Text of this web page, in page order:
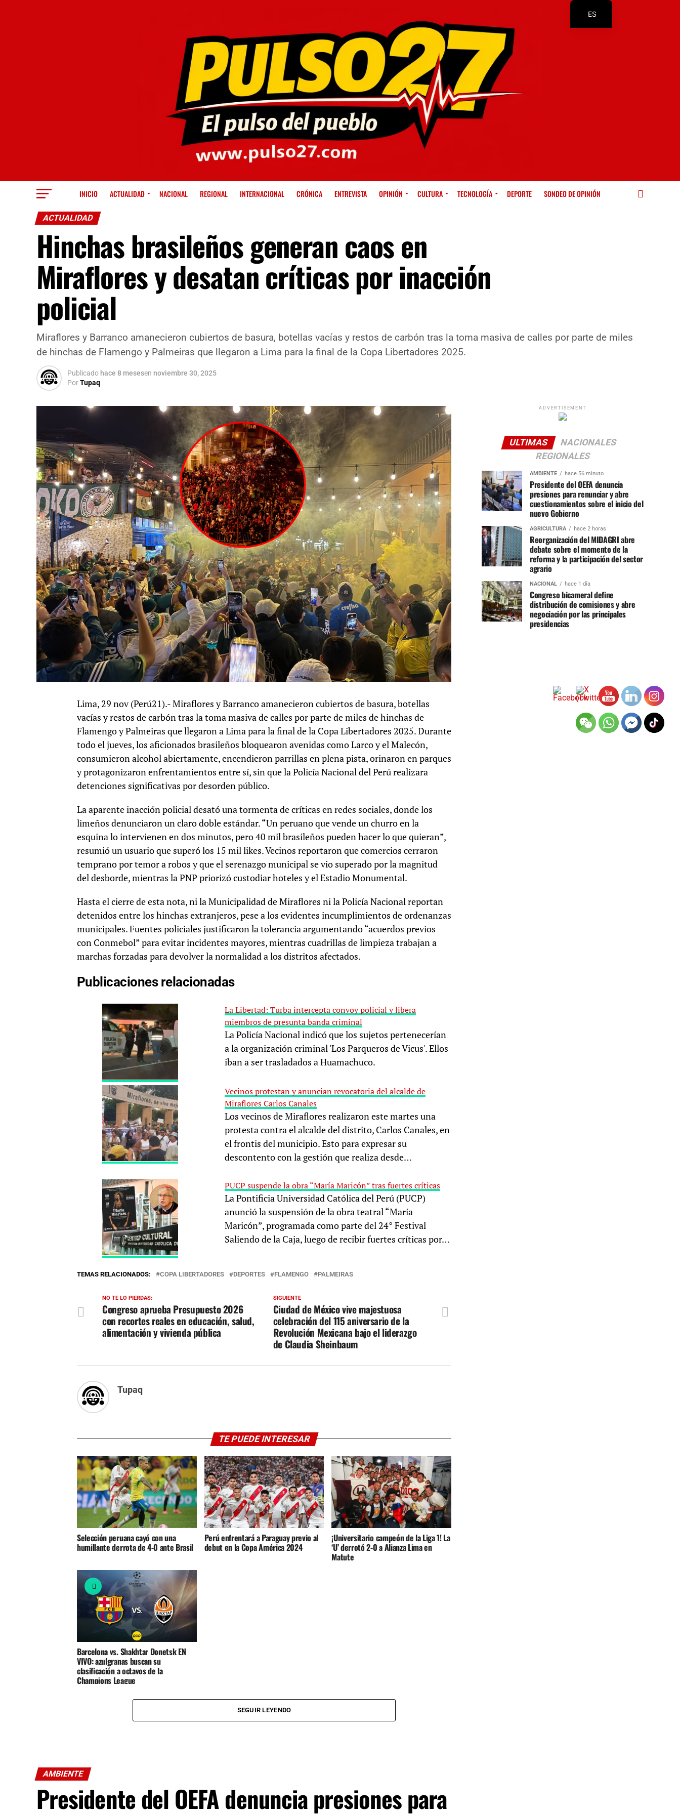
INICIO ACTUALIDAD NACIONAL REGIONAL INTERNACIONAL CRÓNICA ENTREVISTA OPINIÓN CULTURA TECNOLOGÍA DEPORTE SONDEO DE OPINIÓN
ACTUALIDAD
Hinchas brasileños generan caos en
Miraflores y desatan críticas por inacción
policial
Miraflores y Barranco amanecieron cubiertos de basura, botellas vacías y restos de carbón tras la toma masiva de calles por parte de miles
de hinchas de Flamengo y Palmeiras que llegaron a Lima para la final de la Copa Libertadores 2025.
Publicado hace 8 mesesen noviembre 30, 2025
PorTupaq
Lima, 29 nov (Perú21).- Miraflores y Barranco amanecieron cubiertos de basura, botellas
vacías y restos de carbón tras la toma masiva de calles por parte de miles de hinchas de
Flamengo y Palmeiras que llegaron a Lima para la final de la Copa Libertadores 2025. Durante
todo el jueves, los aficionados brasileños bloquearon avenidas como Larco y el Malecón,
consumieron alcohol abiertamente, encendieron parrillas en plena pista, orinaron en parques
y protagonizaron enfrentamientos entre sí, sin que la Policía Nacional del Perú realizara
detenciones significativas por desorden público.
La aparente inacción policial desató una tormenta de críticas en redes sociales, donde los
limeños denunciaron un claro doble estándar. “Un peruano que vende un churro en la
esquina lo intervienen en dos minutos, pero 40 mil brasileños pueden hacer lo que quieran”,
resumió un usuario que superó los 15 mil likes. Vecinos reportaron que comercios cerraron
temprano por temor a robos y que el serenazgo municipal se vio superado por la magnitud
del desborde, mientras la PNP priorizó custodiar hoteles y el Estadio Monumental.
Hasta el cierre de esta nota, ni la Municipalidad de Miraflores ni la Policía Nacional reportan
detenidos entre los hinchas extranjeros, pese a los evidentes incumplimientos de ordenanzas
municipales. Fuentes policiales justificaron la tolerancia argumentando “acuerdos previos
con Conmebol” para evitar incidentes mayores, mientras cuadrillas de limpieza trabajan a
marchas forzadas para devolver la normalidad a los distritos afectados.
Publicaciones relacionadas
La Libertad: Turba intercepta convoy policial y libera
miembros de presunta banda criminal
La Policía Nacional indicó que los sujetos pertenecerían
a la organización criminal 'Los Parqueros de Vicus'. Ellos
iban a ser trasladados a Huamachuco.
Vecinos protestan y anuncian revocatoria del alcalde de
Miraflores Carlos Canales
Los vecinos de Miraflores realizaron este martes una
protesta contra el alcalde del distrito, Carlos Canales, en
el frontis del municipio. Esto para expresar su
descontento con la gestión que realiza desde…
PUCP suspende la obra “María Maricón” tras fuertes críticas
La Pontificia Universidad Católica del Perú (PUCP)
anunció la suspensión de la obra teatral “María
Maricón”, programada como parte del 24° Festival
Saliendo de la Caja, luego de recibir fuertes críticas por…
TEMAS RELACIONADOS: COPA LIBERTADORES DEPORTES FLAMENGO PALMEIRAS
SIGUIENTE
Ciudad de México vive majestuosa
celebración del 115 aniversario de la
Revolución Mexicana bajo el liderazgo
de Claudia Sheinbaum
NO TE LO PIERDAS:
Congreso aprueba Presupuesto 2026
con recortes reales en educación, salud,
alimentación y vivienda pública
Tupaq
TE PUEDE INTERESAR
Selección peruana cayó con una
humillante derrota de 4-0 ante Brasil
Perú enfrentará a Paraguay previo al
debut en la Copa América 2024
¡Universitario campeón de la Liga 1! La
‘U’ derrotó 2-0 a Alianza Lima en
Matute
Barcelona vs. Shakhtar Donetsk EN
VIVO: azulgranas buscan su
clasificación a octavos de la
Champions League
SEGUIR LEYENDO
AMBIENTE
Presidente del OEFA denuncia presiones para
ADVERTISEMENT
ULTIMAS
NACIONALES
REGIONALES
AMBIENTE hace 56 minuto
Presidente del OEFA denuncia
presiones para renunciar y abre
cuestionamientos sobre el inicio del
nuevo Gobierno
AGRICULTURA hace 2 horas
Reorganización del MIDAGRI abre
debate sobre el momento de la
reforma y la participación del sector
agrario
NACIONAL hace 1 día
Congreso bicameral define
distribución de comisiones y abre
negociación por las principales
presidencias
ES
EN